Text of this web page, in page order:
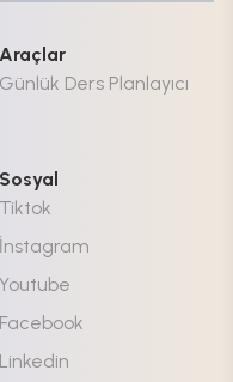
Araçlar
Günlük Ders Planlayıcı
Sosyal
Tiktok
İnstagram
Youtube
Facebook
Linkedin